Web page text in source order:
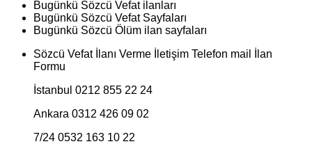
Bugünkü Sözcü Vefat ilanları
Bugünkü Sözcü Vefat Sayfaları
Bugünkü Sözcü Ölüm ilan sayfaları
Sözcü Vefat İlanı Verme İletişim Telefon mail İlan
Formu
İstanbul 0212 855 22 24
Ankara 0312 426 09 02
7/24 0532 163 10 22